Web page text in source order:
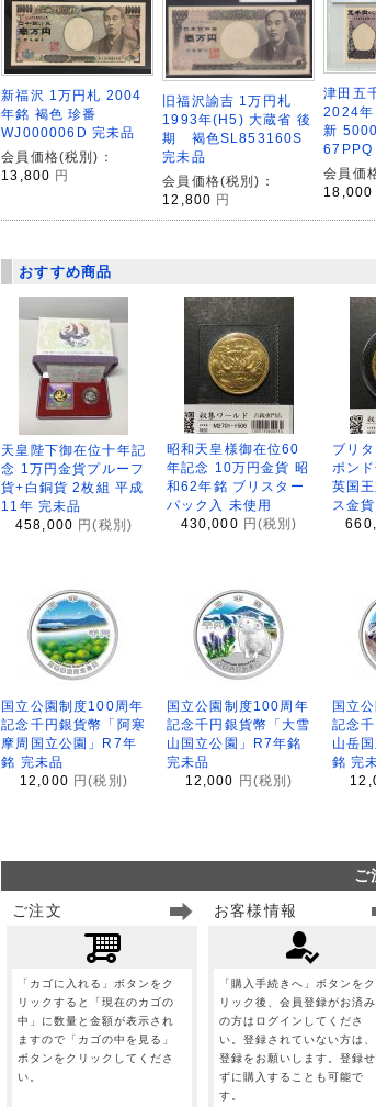
新福沢 1万円札 2004
年銘 褐色 珍番
WJ000006D 完未品
会員価格(税別)：
13,800 円
旧福沢諭吉 1万円札
1993年(H5) 大蔵省 後
期 褐色SL853160S
完未品
会員価格(税別)：
12,800 円
津田五
2024
新
67PPQ
会員価
18,000
おすすめ商品
天皇陛下御在位十年記
念 1万円金貨プルーフ
貨+白銅貨 2枚組 平成
11年 完未品
458,000 円(税別)
昭和天皇様御在位60
年記念 10万円金貨 昭
和62年銘 ブリスター
パック入 未使用
430,000 円(税別)
ブリ
ポン
英国
ス金
国立公園制度100周年
記念千円銀貨幣「阿寒
摩周国立公園」R7年
銘 完未品
12,000 円(税別)
国立公園制度100周年
記念千円銀貨幣「大雪
山国立公園」R7年銘
完未品
12,000 円(税別)
国立
記念
山岳
銘 完
ご
ご注文
「カゴに入れる」ボタンをク
リックすると「現在のカゴの
中」に数量と金額が表示され
ますので「カゴの中を見る」
ボタンをクリックしてくださ
い。
お客様情報
「購入手続きへ」ボタンをク
リック後、会員登録がお済み
の方はログインしてくださ
い。登録されていない方は、
登録をお願いします。登録せ
ずに購入することも可能で
す。